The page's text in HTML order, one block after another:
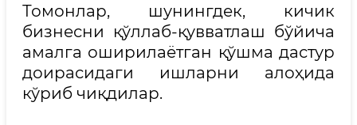
Томонлар, шунингдек, кичик
бизнесни қўллаб-қувватлаш бўйича
амалга оширилаётган қўшма дастур
доирасидаги ишларни алоҳида
кўриб чиқдилар.